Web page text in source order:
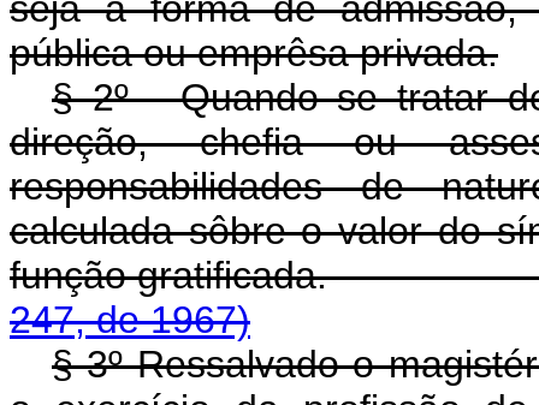
pública ou emprêsa privada.
§ 2º - Quando se tratar
direção, chefia ou
responsabilidades de
calculada sôbre o valor do
função
247, de 1967)
§ 3º Ressalvado o